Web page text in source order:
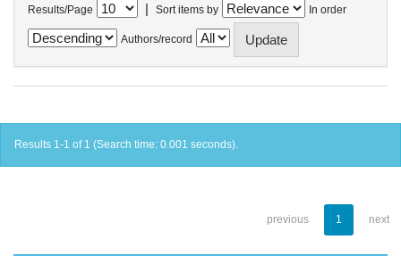
Results/Page | Sort items by In order
Authors/record
Results 1-1 of 1 (Search time: 0.001 seconds).
previous 1 next